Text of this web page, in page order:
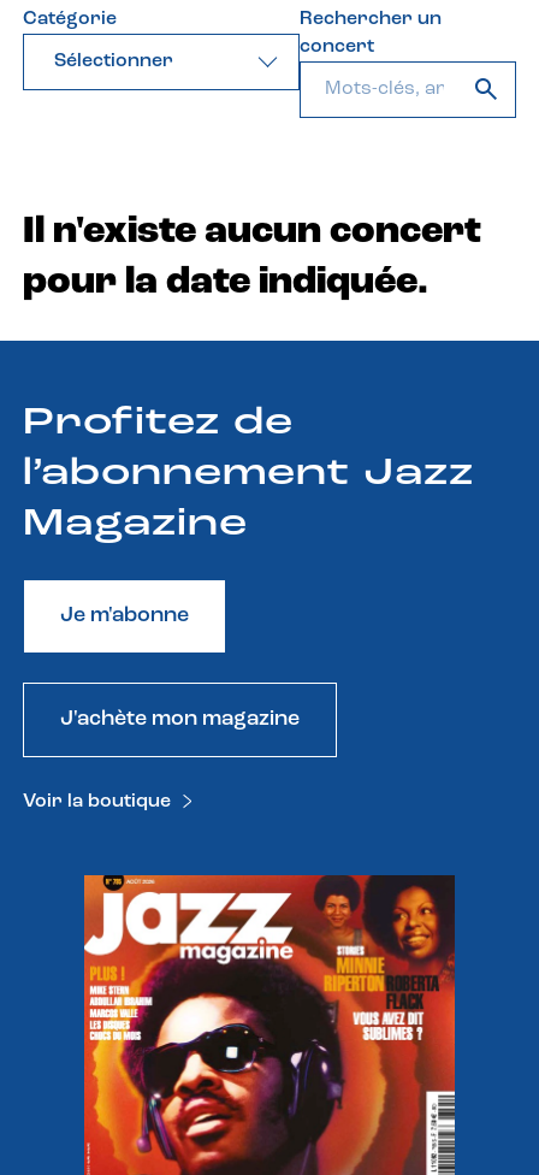
Catégorie
Sélectionner
Rechercher un
concert
Il n'existe aucun concert
pour la date indiquée.
Profitez de
l’abonnement Jazz
Magazine
Je m'abonne
J'achète mon magazine
Voir la boutique